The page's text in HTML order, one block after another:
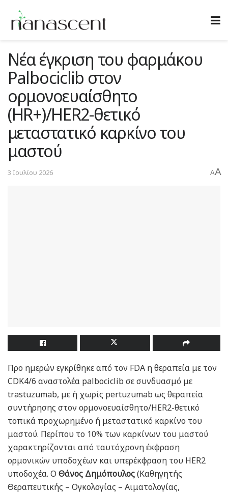
Νέα έγκριση του φαρμάκου
Palbociclib στον
ορμονοευαίσθητο
(HR+)/HER2-θετικό
μεταστατικό καρκίνο του
μαστού
3 Ιουλίου 2026 AA
Προ ημερών εγκρίθηκε από τον FDA η θεραπεία με τον
CDK4/6 αναστολέα palbociclib σε συνδυασμό με
trastuzumab, με ή χωρίς pertuzumab ως θεραπεία
συντήρησης στον ορμονοευαίσθητο/HER2-θετικό
τοπικά προχωρημένο ή μεταστατικό καρκίνο του
μαστού. Περίπου το 10% των καρκίνων του μαστού
χαρακτηρίζονται από ταυτόχρονη έκφραση
ορμονικών υποδοχέων και υπερέκφραση του HER2
υποδοχέα. Ο Θάνος Δημόπουλος(Καθηγητής
Θεραπευτικής – Ογκολογίας – Αιματολογίας,